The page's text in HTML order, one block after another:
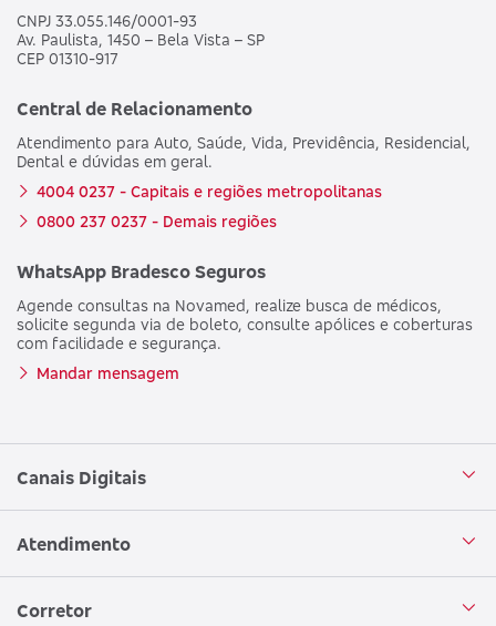
CNPJ 33.055.146/0001-93
Av. Paulista, 1450 – Bela Vista – SP
CEP 01310-917
Central de Relacionamento
Atendimento para Auto, Saúde, Vida, Previdência, Residencial,
Dental e dúvidas em geral.
4004 0237 - Capitais e regiões metropolitanas
0800 237 0237 - Demais regiões
WhatsApp Bradesco Seguros
Agende consultas na Novamed, realize busca de médicos,
solicite segunda via de boleto, consulte apólices e coberturas
com facilidade e segurança.
Mandar mensagem
Canais Digitais
Aplicativo Bradesco Seguros
Atendimento
Central de Atendimento
Corretor